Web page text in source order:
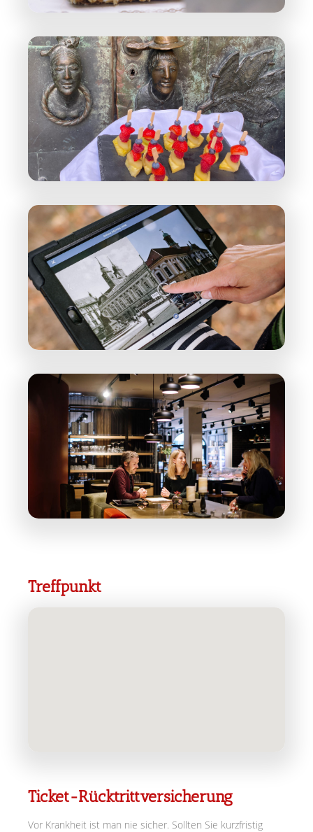
Treffpunkt
Ticket-Rücktrittversicherung
Vor Krankheit ist man nie sicher. Sollten Sie kurzfristig